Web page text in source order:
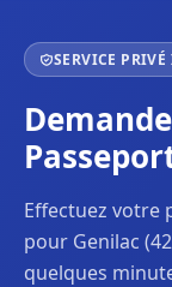
SERVICE
Effectuez votre
pour Genilac
quelques